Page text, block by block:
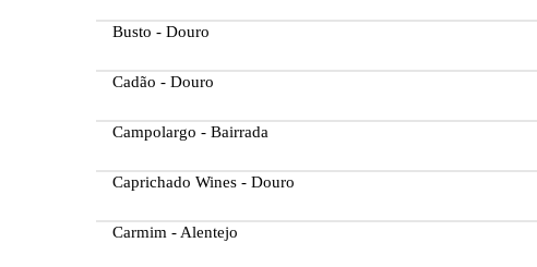
Busto - Douro
Cadão - Douro
Campolargo - Bairrada
Caprichado Wines - Douro
Carmim - Alentejo